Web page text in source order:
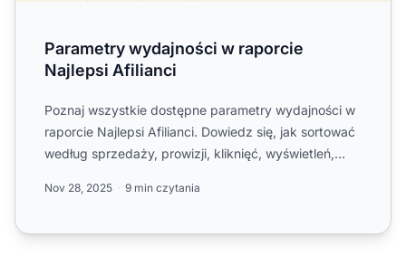
Parametry wydajności w raporcie
Najlepsi Afilianci
Poznaj wszystkie dostępne parametry wydajności w
raporcie Najlepsi Afilianci. Dowiedz się, jak sortować
według sprzedaży, prowizji, kliknięć, wyświetleń,
Nov 28, 2025 9 min czytania